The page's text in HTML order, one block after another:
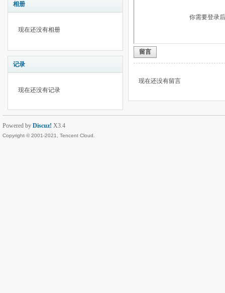
相册
现在还没有相册
记录
现在还没有记录
你需要登录
留言
现在还没有留言
Powered by Discuz! X3.4
Copyright © 2001-2021, Tencent Cloud.